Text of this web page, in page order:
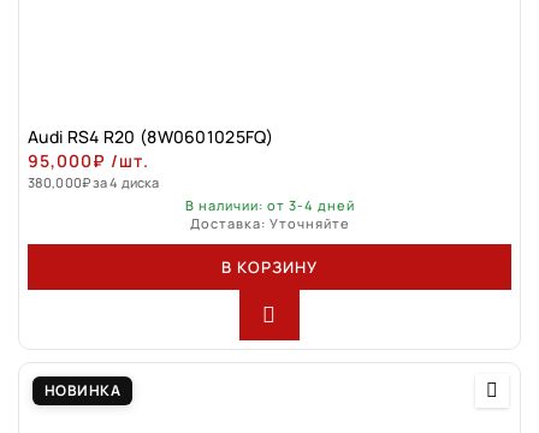
Audi RS4 R20 (8W0601025FQ)
95,000₽ /шт.
380,000₽за 4 диска
В наличии: от 3-4 дней
Доставка: Уточняйте
В КОРЗИНУ
НОВИНКА